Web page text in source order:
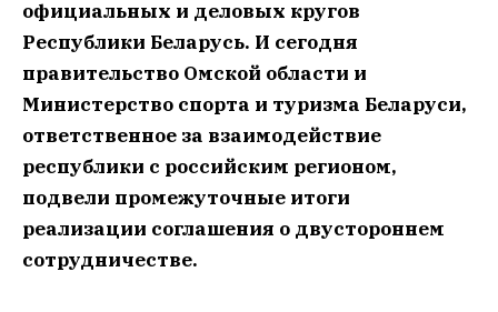
официальных и деловых кругов
Республики Беларусь. И сегодня
правительство Омской области и
Министерство спорта и туризма Беларуси,
ответственное за взаимодействие
республики с российским регионом,
подвели промежуточные итоги
реализации соглашения о двустороннем
сотрудничестве.